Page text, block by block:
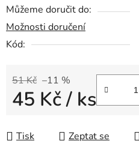
Můžeme doručit do:
Možnosti doručení
Kód:
51 Kč –11 %
45 Kč/ ks
Tisk Zeptat se